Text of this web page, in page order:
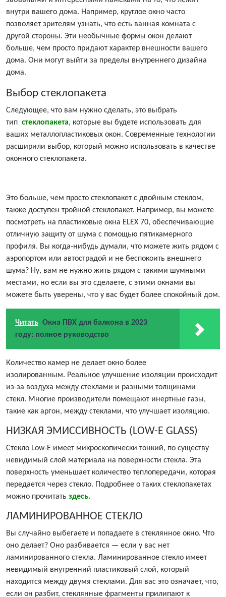
внутри вашего дома. Например, круглое окно часто
позволяет зрителям узнать, что есть ванная комната с
другой стороны. Эти необычные формы окон делают
больше, чем просто придают характер внешности вашего
дома. Они могут выйти за пределы внутреннего дизайна
дома.
Выбор стеклопакета
Следующее, что вам нужно сделать, это выбрать
тип стеклопакета, которые вы будете использовать для
ваших металлопластиковых окон. Современные технологии
расширили выбор, который можно использовать в качестве
оконного стеклопакета.
Это больше, чем просто стеклопакет с двойным стеклом,
также доступен тройной стеклопакет. Например, вы можете
посмотреть на пластиковые окна ELEX 70, обеспечивающие
отличную защиту от шума с помощью пятикамерного
профиля. Вы когда-нибудь думали, что можете жить рядом с
аэропортом или автострадой и не беспокоить внешнего
шума? Ну, вам не нужно жить рядом с такими шумными
местами, но если вы это сделаете, с этими окнами вы
можете быть уверены, что у вас будет более спокойный дом.
Читать Окна ПВХ для балкона в 2023
году: полное руководство
Количество камер не делает окно более
изолированным. Реальное улучшение изоляции происходит
из-за воздуха между стеклами и разными толщинами
стекл. Многие производители помещают инертные газы,
такие как аргон, между стеклами, что улучшает изоляцию.
НИЗКАЯ ЭМИССИВНОСТЬ (LOW-E GLASS)
Стекло Low-E имеет микроскопически тонкий, по существу
невидимый слой материала на поверхности стекла. Эта
поверхность уменьшает количество теплопередачи, которая
передается через стекло. Подробнее о таких стеклопакетах
можно прочитать здесь.
ЛАМИНИРОВАННОЕ СТЕКЛО
Вы случайно выбегаете и попадаете в стеклянное окно. Что
оно делает? Оно разбивается — если у вас нет
ламинированного стекла. Ламинированное стекло имеет
невидимый внутренний пластиковый слой, который
находится между двумя стеклами. Для вас это означает, что,
если он разбит, стеклянные фрагменты прилипают к